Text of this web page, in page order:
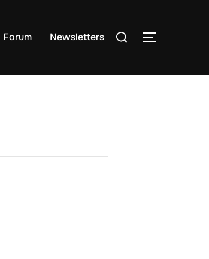
Forum Newsletters
Suchen
nach: